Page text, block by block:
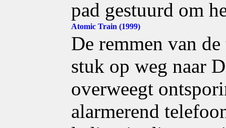
pad gestuurd om
Atomic Train (1999)
De remmen van
stuk op weg naar
overweegt
alarmerend